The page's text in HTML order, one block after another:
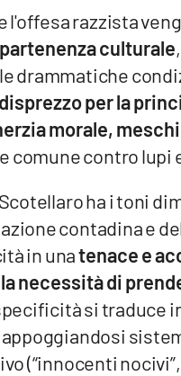
l'offesa razzista
culturale
drammatiche
per la
morale,
comune contro lupi
ha i toni
contadina e
in unatenace e
necessità di
si traduce
(“innocenti